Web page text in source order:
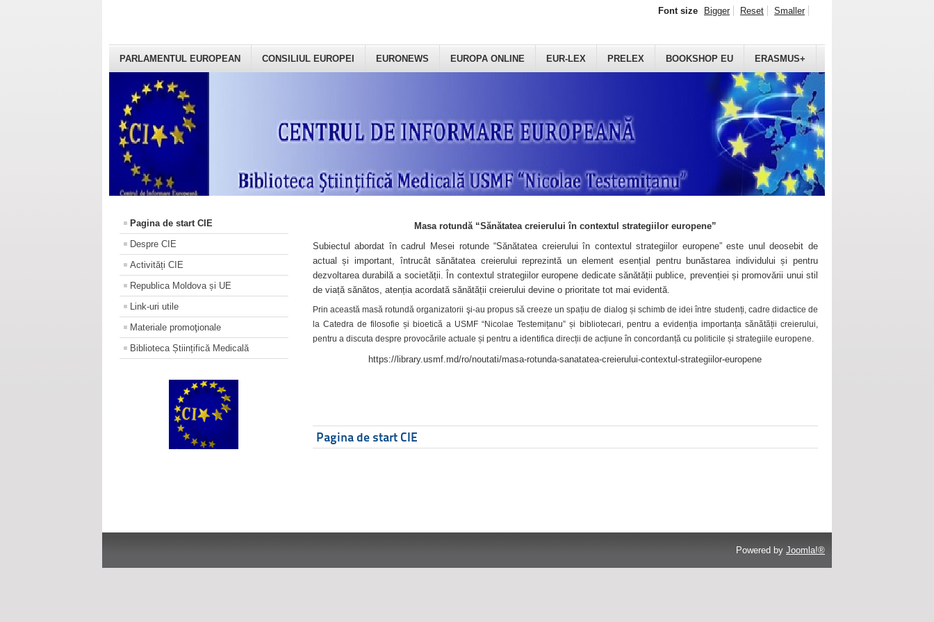
PARLAMENTUL EUROPEAN CONSILIUL EUROPEI EURONEWS EUROPA ONLINE EUR-LEX PRELEX BOOKSHOP EU ERASMUS+
Font size Bigger Reset Smaller
Pagina de start CIE
Despre CIE
Activități CIE
Republica Moldova și UE
Link-uri utile
Materiale promoţionale
Biblioteca Științifică Medicală
Masa rotundă “Sănătatea creierului în contextul strategiilor europene”
Subiectul abordat în cadrul Mesei rotunde “Sănătatea creierului în contextul strategiilor europene” este unul deosebit de
actual și important, întrucât sănătatea creierului reprezintă un element esențial pentru bunăstarea individului și pentru
dezvoltarea durabilă a societății. În contextul strategiilor europene dedicate sănătății publice, prevenției și promovării unui stil
de viață sănătos, atenția acordată sănătății creierului devine o prioritate tot mai evidentă.
Prin această masă rotundă organizatorii şi-au propus să creeze un spațiu de dialog și schimb de idei între studenți, cadre didactice de
la Catedra de filosofie și bioetică a USMF “Nicolae Testemițanu” și bibliotecari, pentru a evidenția importanța sănătății creierului,
pentru a discuta despre provocările actuale și pentru a identifica direcții de acțiune în concordanță cu politicile și strategiile europene.
https://library.usmf.md/ro/noutati/masa-rotunda-sanatatea-creierului-contextul-strategiilor-europene
Pagina de start CIE
Powered by Joomla!®